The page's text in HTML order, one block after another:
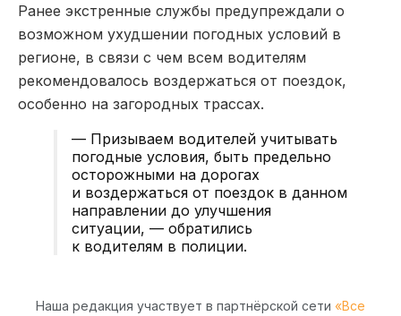
Ранее экстренные службы предупреждали о
возможном ухудшении погодных условий в
регионе, в связи с чем всем водителям
рекомендовалось воздержаться от поездок,
особенно на загородных трассах.
— Призываем водителей учитывать
погодные условия, быть предельно
осторожными на дорогах
и воздержаться от поездок в данном
направлении до улучшения
ситуации, — обратились
к водителям в полиции.
Наша редакция участвует в партнёрской сети «Все